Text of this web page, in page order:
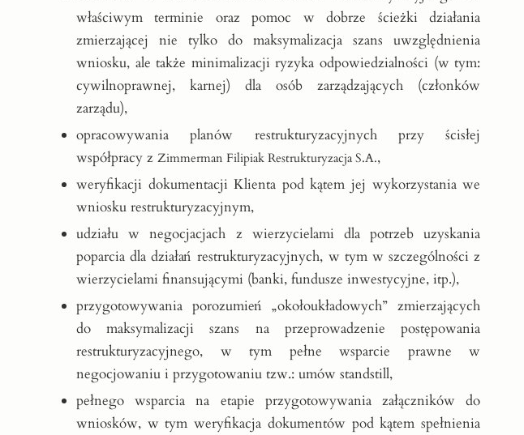
właściwym terminie oraz pomoc w dobrze ścieżki działania
zmierzającej nie tylko do maksymalizacja szans uwzględnienia
wniosku, ale także minimalizacji ryzyka odpowiedzialności (w tym:
cywilnoprawnej, karnej) dla osób zarządzających (członków
zarządu),
opracowywania planów restrukturyzacyjnych przy ścisłej
współpracy z Zimmerman Filipiak Restrukturyzacja S.A.,
weryfikacji dokumentacji Klienta pod kątem jej wykorzystania we
wniosku restrukturyzacyjnym,
udziału w negocjacjach z wierzycielami dla potrzeb uzyskania
poparcia dla działań restrukturyzacyjnych, w tym w szczególności z
wierzycielami finansującymi (banki, fundusze inwestycyjne, itp.),
przygotowywania porozumień „okołoukładowych” zmierzających
do maksymalizacji szans na przeprowadzenie postępowania
restrukturyzacyjnego, w tym pełne wsparcie prawne w
negocjowaniu i przygotowaniu tzw.: umów standstill,
pełnego wsparcia na etapie przygotowywania załączników do
wniosków, w tym weryfikacja dokumentów pod kątem spełnienia